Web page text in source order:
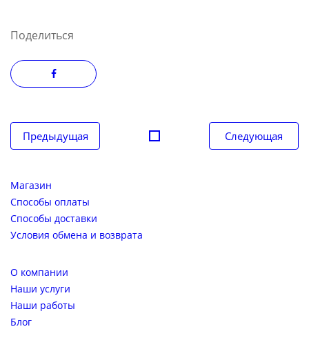
Поделиться
Навигация
по
Предыдущая Следующая
Магазин
Способы оплаты
Способы доставки
Условия обмена и возврата
О компании
Наши услуги
Наши работы
Блог